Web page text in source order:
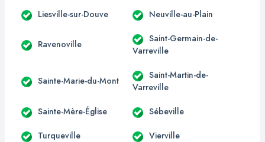
Liesville-sur-Douve Neuville-au-Plain
Ravenoville
Saint-Germain-de-
Varreville
Sainte-Marie-du-Mont
Saint-Martin-de-
Varreville
Sainte-Mère-Église Sébeville
Turqueville Vierville